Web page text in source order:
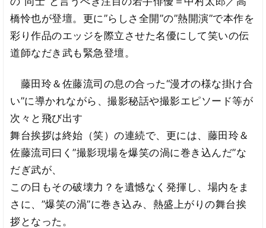
橋怜也が登壇。更に”らしさ全開”の”熱開演”で本作を
彩り作品のエッジを際立させた名優にして笑いの伝
道師なだき武も緊急登壇。
藤田玲＆佐藤流司の息の合った“漫才の様な掛け合
い”に導かれながら、撮影秘話や撮影エピソード等が
次々と飛び出す
舞台挨拶は終始（笑）の連続で、更には、藤田玲＆
佐藤流司曰く”撮影現場を爆笑の渦に巻き込んだ”な
だぎ武が、
この日もその破壊力？を遺憾なく発揮し、場内をま
さに、”爆笑の渦”に巻き込み、熱盛上がりの舞台挨
拶となった。